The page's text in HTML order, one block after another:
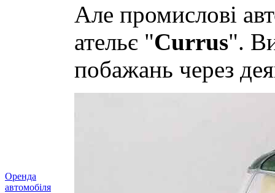
Оренда
автомобіля
Але промислові
ательє "Currus".
побажань через